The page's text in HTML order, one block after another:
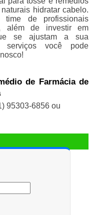
hidratar cabelo.
de profissionais
além de investir em
se ajustam a sua
serviços você pode
de Farmácia de
95303-6856 ou